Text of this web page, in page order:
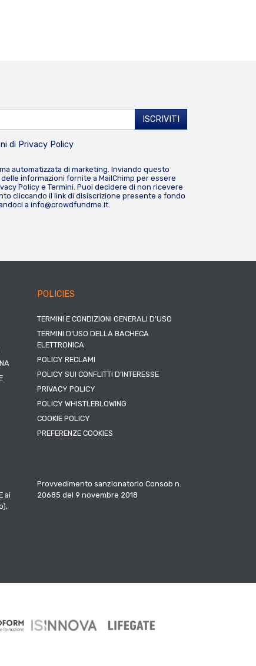
di Privacy Policy
automatizzata di marketing. Inviando questo
informazioni fornite a MailChimp per essere
Policye Termini. Puoi decidere di non ricevere
cliccando il link di disiscrizione presente a fondo
a info@crowdfundme.it.
POLICIES
TERMINI E CONDIZIONI GENERALI D’USO
TERMINI D’USO DELLA BACHECA
ELETTRONICA
POLICY RECLAMI
POLICY SUI CONFLITTI D’INTERESSE
PRIVACY POLICY
POLICY WHISTLEBLOWING
COOKIE POLICY
PREFERENZE COOKIES
ai
Provvedimento sanzionatorio Consob n.
20685 del 9 novembre 2018